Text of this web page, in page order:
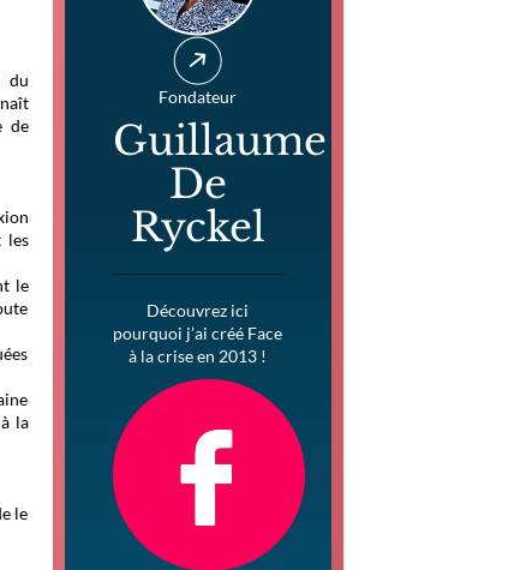
du
de
les
le
la
le
Fondateur
Guillaume
De
Ryckel
Découvrez ici
pourquoi j’ai créé Face
à la crise en 2013 !